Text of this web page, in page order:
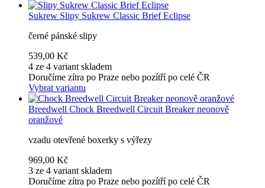
Sukrew Slipy Sukrew Classic Brief Eclipse
černé pánské slipy
539,00 Kč
4 ze 4 variant skladem
Doručíme zítra po Praze nebo pozítří po celé ČR
Vybrat variantu
Breedwell Chock Breedwell Circuit Breaker neonově
oranžové
vzadu otevřené boxerky s výřezy
969,00 Kč
3 ze 4 variant skladem
Doručíme zítra po Praze nebo pozítří po celé ČR